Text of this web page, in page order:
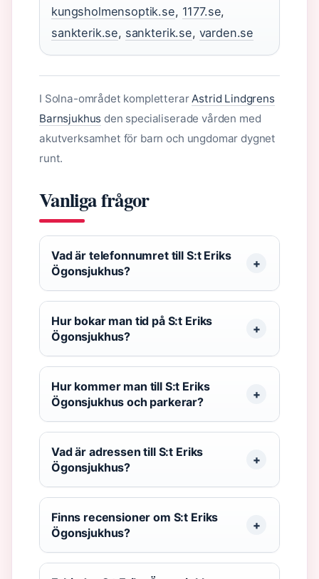
kungsholmensoptik.se, 1177.se,
sankterik.se, sankterik.se, varden.se
I Solna-området kompletterarAstrid Lindgrens
Barnsjukhus den specialiserade vården med
akutverksamhet för barn och ungdomar dygnet
runt.
Vanliga frågor
Vad är telefonnumret till S:t Eriks
Ögonsjukhus?
Hur bokar man tid på S:t Eriks
Ögonsjukhus?
Hur kommer man till S:t Eriks
Ögonsjukhus och parkerar?
Vad är adressen till S:t Eriks
Ögonsjukhus?
Finns recensioner om S:t Eriks
Ögonsjukhus?